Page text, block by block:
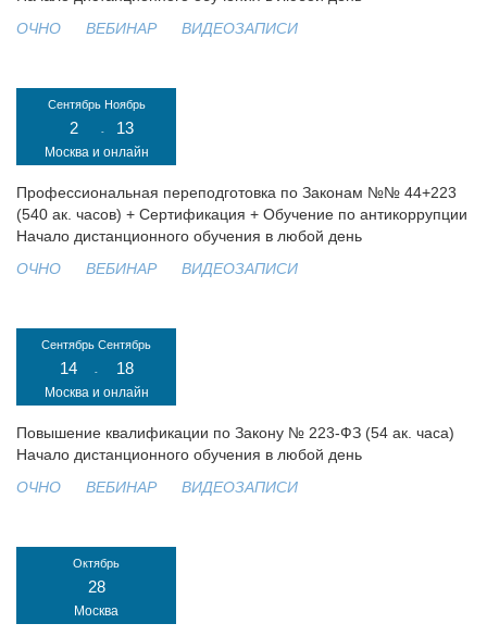
ОЧНО
ВЕБИНАР ВИДЕОЗАПИСИ
Сентябрь
2 -
Ноябрь
13
Москва и онлайн
Профессиональная переподготовка по Законам №№ 44+223
(540 ак. часов) + Сертификация + Обучение по антикоррупции
Начало дистанционного обучения в любой день
ОЧНО
ВЕБИНАР ВИДЕОЗАПИСИ
Сентябрь
14 -
Сентябрь
18
Москва и онлайн
Повышение квалификации по Закону № 223-ФЗ (54 ак. часа)
Начало дистанционного обучения в любой день
ОЧНО
ВЕБИНАР ВИДЕОЗАПИСИ
Октябрь
28
Москва